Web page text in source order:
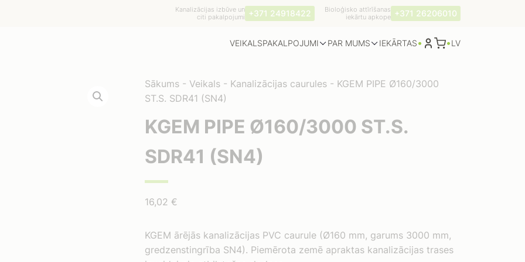
Kanalizācijas izbūve un
citi pakalpojumi +371 24918422
Bioloģisko attīrīšanas
iekārtu apkope +371 26206010
VEIKALSPAKALPOJUMI PAR MUMS IEKĀRTAS• •LV
Sākums- Veikals- Kanalizācijas caurules- KGEM PIPE Ø160/3000
ST.S. SDR41 (SN4)
KGEM PIPE Ø160/3000 ST.S.
SDR41 (SN4)
16,02 €
KGEM ārējās kanalizācijas PVC caurule (Ø160 mm, garums 3000 mm,
gredzenstingrība SN4). Piemērota zemē apraktas kanalizācijas trases